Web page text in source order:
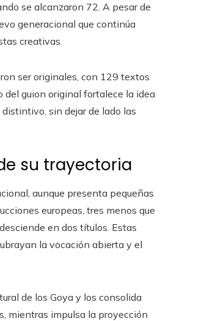
se alcanzaron 72. A pesar de
generacional que continúa
creativas.
ser originales, con 129 textos
guion original fortalece la idea
sin dejar de lado las
su trayectoria
aunque presenta pequeñas
europeas, tres menos que
en dos títulos. Estas
la vocación abierta y el
de los Goya y los consolida
mientras impulsa la proyección